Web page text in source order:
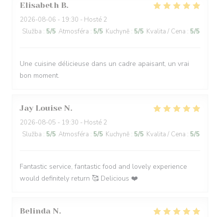
Elisabeth B
2026-08-06 - 19:30 - Hosté 2
Služba : 5/5 Atmosféra : 5/5 Kuchyně : 5/5 Kvalita / Cena : 5/5
Une cuisine délicieuse dans un cadre apaisant, un vrai
bon moment.
Jay Louise N
2026-08-05 - 19:30 - Hosté 2
Služba : 5/5 Atmosféra : 5/5 Kuchyně : 5/5 Kvalita / Cena : 5/5
Fantastic service, fantastic food and lovely experience
would definitely return 🥰 Delicious ❤️
Belinda N